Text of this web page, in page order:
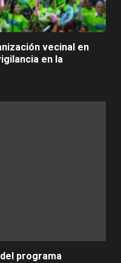
vecinal en
en la
programa